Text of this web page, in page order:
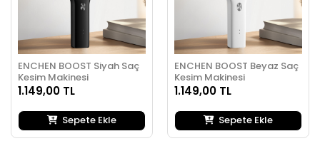
ENCHEN BOOST Siyah Saç
Kesim Makinesi
1.149,00 TL
Sepete Ekle
ENCHEN BOOST Beyaz Saç
Kesim Makinesi
1.149,00 TL
Sepete Ekle